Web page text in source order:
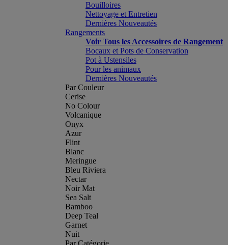
Bouilloires
Nettoyage et Entretien
Dernières Nouveautés
Rangements
Voir Tous les Accessoires de Rangement
Bocaux et Pots de Conservation
Pot à Ustensiles
Pour les animaux
Dernières Nouveautés
Par Couleur
Cerise
No Colour
Volcanique
Onyx
Azur
Flint
Blanc
Meringue
Bleu Riviera
Nectar
Noir Mat
Sea Salt
Bamboo
Deep Teal
Garnet
Nuit
Par Catégorie